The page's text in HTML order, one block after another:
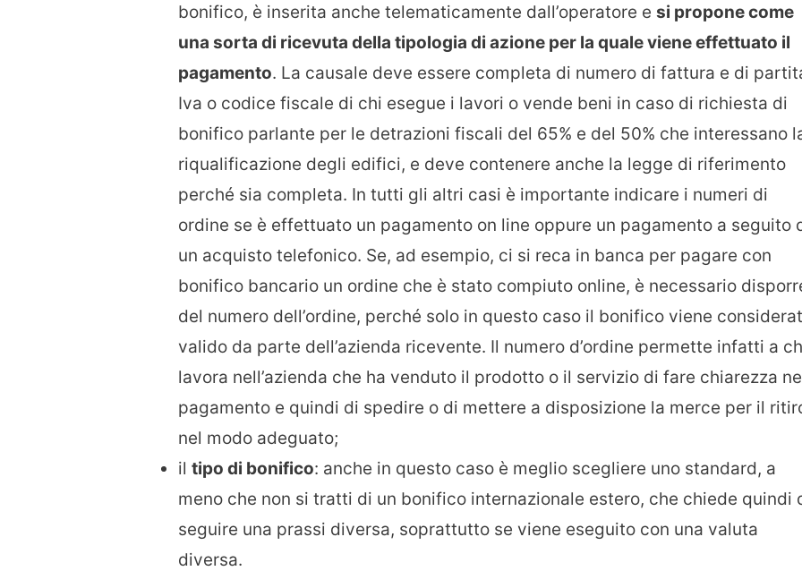
bonifico, è inserita anche telematicamente dall’operatore e si propone come
una sorta di ricevuta della tipologia di azione per la quale viene effettuato il
pagamento. La causale deve essere completa di numero di fattura e di
Iva o codice fiscale di chi esegue i lavori o vende beni in caso di richiesta di
bonifico parlante per le detrazioni fiscali del 65% e del 50% che interessano
riqualificazione degli edifici, e deve contenere anche la legge di riferimento
perché sia completa. In tutti gli altri casi è importante indicare i numeri di
ordine se è effettuato un pagamento on line oppure un pagamento a seguito
un acquisto telefonico. Se, ad esempio, ci si reca in banca per pagare con
bonifico bancario un ordine che è stato compiuto online, è necessario
del numero dell’ordine, perché solo in questo caso il bonifico viene
valido da parte dell’azienda ricevente. Il numero d’ordine permette infatti a
lavora nell’azienda che ha venduto il prodotto o il servizio di fare chiarezza
pagamento e quindi di spedire o di mettere a disposizione la merce per il
nel modo adeguato;
il tipo di bonifico: anche in questo caso è meglio scegliere uno standard, a
meno che non si tratti di un bonifico internazionale estero, che chiede quindi
seguire una prassi diversa, soprattutto se viene eseguito con una valuta
diversa.